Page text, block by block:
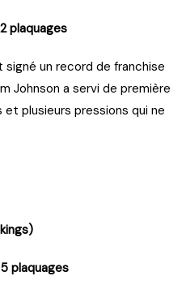
plaquages
signé un record de franchise
Johnson a servi de première
plusieurs pressions qui ne
plaquages